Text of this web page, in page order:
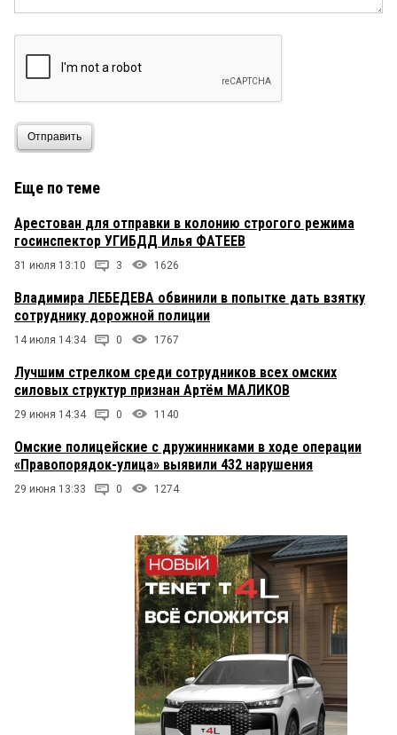
Омич 2 июня 2026 в 16:07:
этого не может! В милиции брали, но
полицейских же всех проверяли или
аттестовали, следовательно те, кто там
оказались — эталоны чистоты и свежести.
Отправить
Еще по теме
Арестован для отправки в колонию строгого режима
госинспектор УГИБДД Илья ФАТЕЕВ
31 июля 13:10 3 1626
Владимира ЛЕБЕДЕВА обвинили в попытке дать взятку
сотруднику дорожной полиции
14 июля 14:34 0 1767
Лучшим стрелком среди сотрудников всех омских
силовых структур признан Артём МАЛИКОВ
29 июня 14:34 0 1140
Омские полицейские с дружинниками в ходе операции
«Правопорядок-улица» выявили 432 нарушения
29 июня 13:33 0 1274